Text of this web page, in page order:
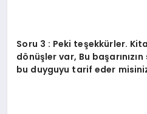
Soru 3 : Peki teşekkürler.
dönüşler var, Bu başarınızın
bu duyguyu tarif eder